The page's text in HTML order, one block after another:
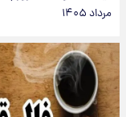
مرداد ۱۴۰۵